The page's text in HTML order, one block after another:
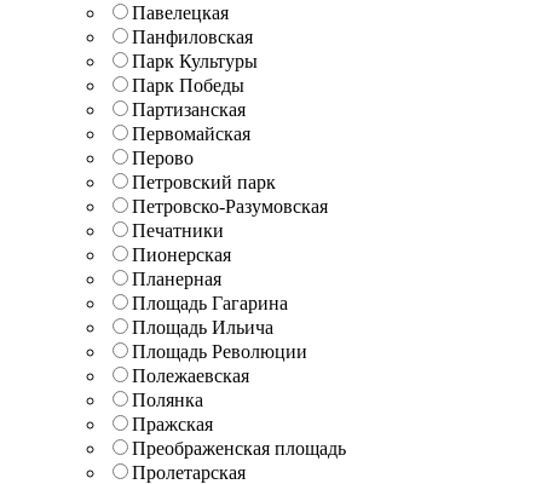
Павелецкая
Панфиловская
Парк Культуры
Парк Победы
Партизанская
Первомайская
Перово
Петровский парк
Петровско-Разумовская
Печатники
Пионерская
Планерная
Площадь Гагарина
Площадь Ильича
Площадь Революции
Полежаевская
Полянка
Пражская
Преображенская площадь
Пролетарская